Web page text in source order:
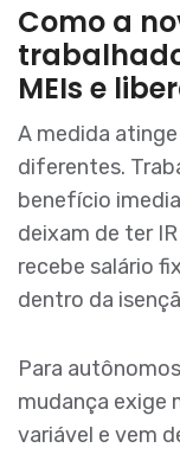
Como a
MEIs e
A medida
diferentes.
benefício
deixam de ter
recebe salário
dentro da
Para
mudança exige
variável e vem